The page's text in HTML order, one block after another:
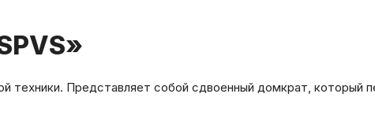
техники. Представляет собой сдвоенный домкрат, который